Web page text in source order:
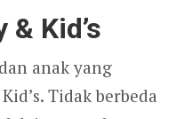
& Kid’s
anak yang
Tidak berbeda